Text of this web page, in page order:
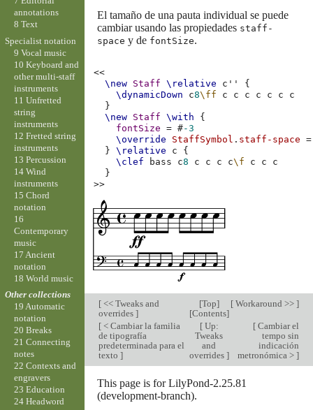
El tamaño de una pauta individual se puede
cambiar usando las propiedades staff-
space y de fontSize.
<<
\new Staff \relative c''
{
\dynamicDown
c8\ff c c c c c c
c
}
\new Staff \with
{
fontSize
= #-3
\override
StaffSymbol . staff-space
=
}
\relative c
{
\clef
bass c8 c c c c\f c c
c
}
>>
[<< Tweaks and
overrides ]
[Top]
[Contents]
[Workaround >> ]
[< Cambiar la familia
de tipografía
predeterminada para el
texto ]
[Up:
Tweaks
and
overrides ]
[Cambiar el
tempo sin
indicación
metronómica > ]
This page is for LilyPond-2.25.81
(development-branch).
annotations
8 Text
Specialist notation
9 Vocal music
10 Keyboard and
other multi-staff
instruments
11 Unfretted
string
instruments
12 Fretted string
instruments
13 Percussion
14 Wind
instruments
15 Chord
notation
16
Contemporary
music
17 Ancient
notation
18 World music
Other collections
19 Automatic
notation
20 Breaks
21 Connecting
notes
22 Contexts and
engravers
23 Education
24 Headword